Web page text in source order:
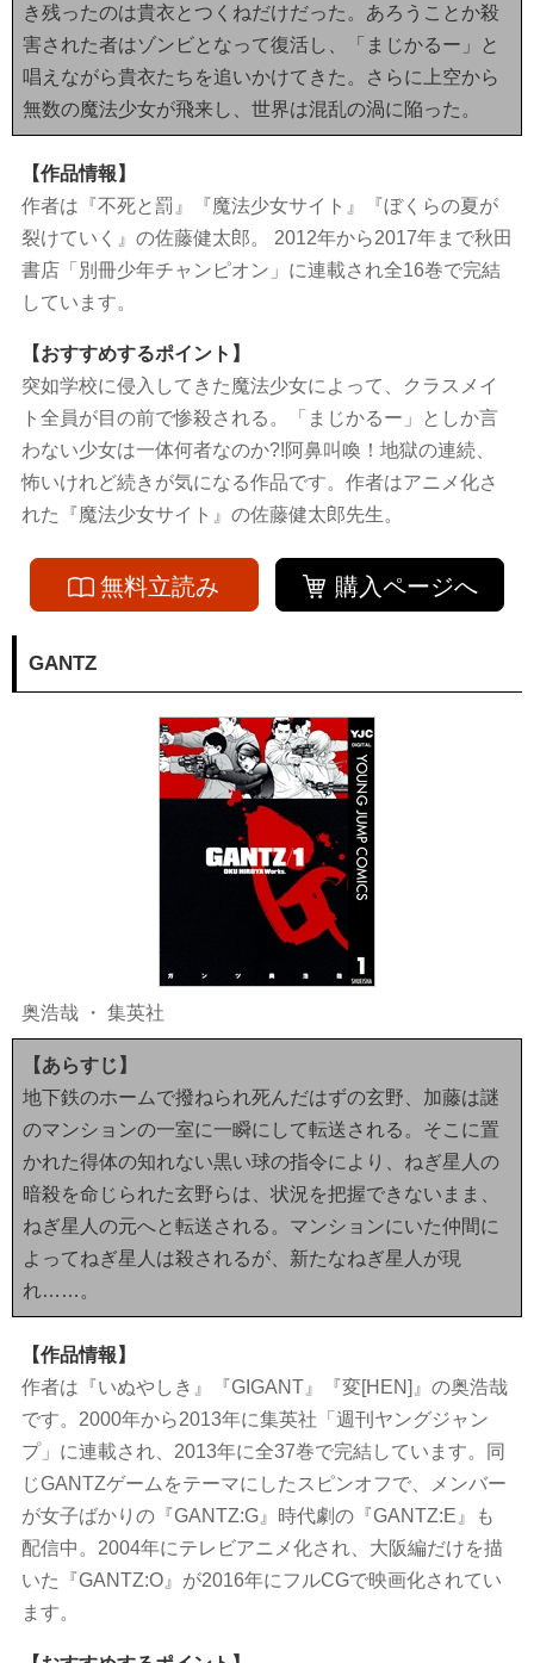
き残ったのは貴衣とつくねだけだった。あろうことか殺
害された者はゾンビとなって復活し、「まじかるー」と
唱えながら貴衣たちを追いかけてきた。さらに上空から
無数の魔法少女が飛来し、世界は混乱の渦に陥った。
【作品情報】
作者は『不死と罰』『魔法少女サイト』『ぼくらの夏が
裂けていく』の佐藤健太郎。 2012年から2017年まで秋田
書店「別冊少年チャンピオン」に連載され全16巻で完結
しています。
【おすすめするポイント】
突如学校に侵入してきた魔法少女によって、クラスメイ
ト全員が目の前で惨殺される。「まじかるー」としか言
わない少女は一体何者なのか?!阿鼻叫喚！地獄の連続、
怖いけれど続きが気になる作品です。作者はアニメ化さ
れた『魔法少女サイト』の佐藤健太郎先生。
無料立読み 購入ページへ
GANTZ
奥浩哉 ・ 集英社
【あらすじ】
地下鉄のホームで撥ねられ死んだはずの玄野、加藤は謎
のマンションの一室に一瞬にして転送される。そこに置
かれた得体の知れない黒い球の指令により、ねぎ星人の
暗殺を命じられた玄野らは、状況を把握できないまま、
ねぎ星人の元へと転送される。マンションにいた仲間に
よってねぎ星人は殺されるが、新たなねぎ星人が現
れ……。
【作品情報】
作者は『いぬやしき』『GIGANT』『変[HEN]』の奥浩哉
です。2000年から2013年に集英社「週刊ヤングジャン
プ」に連載され、2013年に全37巻で完結しています。同
じGANTZゲームをテーマにしたスピンオフで、メンバー
が女子ばかりの『GANTZ:G』時代劇の『GANTZ:E』も
配信中。2004年にテレビアニメ化され、大阪編だけを描
いた『GANTZ:O』が2016年にフルCGで映画化されてい
ます。